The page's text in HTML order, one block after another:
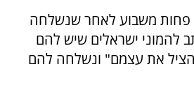
פחות משבוע לאחר שנשלחה
להמוני ישראלים שיש להם
את עצמם" ונשלחה להם